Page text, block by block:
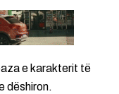
e karakterit të
dëshiron.